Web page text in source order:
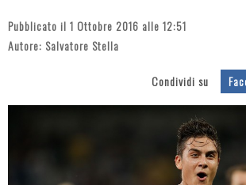
Pubblicato il 1 Ottobre 2016 alle 12:51
Autore: Salvatore Stella
Condividi su